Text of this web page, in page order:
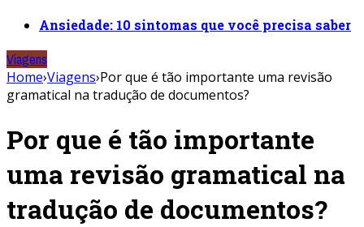
Ansiedade: 10 sintomas que você precisa saber
Viagens
Home›Viagens›Por que é tão importante uma revisão
gramatical na tradução de documentos?
Por que é tão importante
uma revisão gramatical na
tradução de documentos?